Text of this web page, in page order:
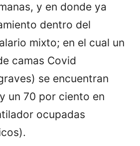
y en donde ya
dentro del
mixto; en el cual un
camas Covid
se encuentran
un 70 por ciento en
ocupadas